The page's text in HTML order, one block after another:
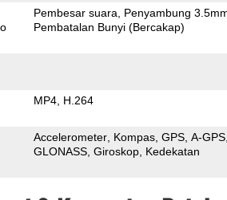
Pembesar suara
Penyambung
Pembatalan Bunyi (Bercakap)
MP4 H.264
Accelerometer Kompas GPS A-GPS
GLONASS Giroskop Kedekatan